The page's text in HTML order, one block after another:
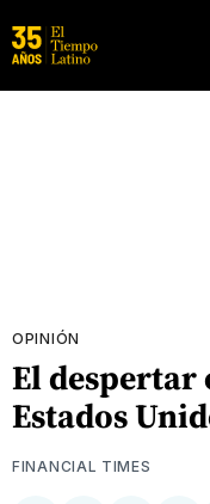
OPINIÓN
El
Estados
FINANCIAL TIMES